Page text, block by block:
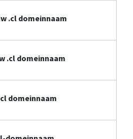
.cl domeinnaam
.cl domeinnaam
domeinnaam